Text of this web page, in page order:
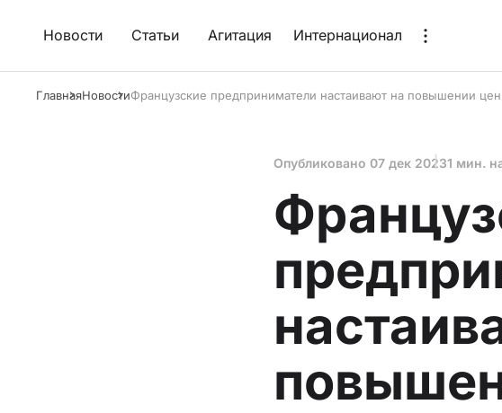
Новости Статьи Агитация Интернационал
ГлавнаяНовостиФранцузские предприниматели настаивают на повышении цен
Опубликовано 07 дек 20231 мин.